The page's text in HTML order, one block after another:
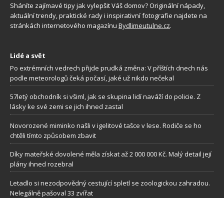
Sháníte zajímavé tipy jak vylepšit Váš domov? Originální nápady,
aktuální trendy, praktické rady i inspirativní fotografie najdete na
stránkách internetového magazínu Bydlimeutulne.cz.
Lidé a svět
Po extrémních vedrech přijde prudká změna: V příštích dnech nás
podle meteorologů čeká počasí, jaké už nikdo nečekal
57letý obchodník si všiml, jak se skupina lidí naváží do policie. Z
lásky ke své zemi se jich ihned zastal
Novorozené miminko našli v igelitové tašce v lese. Rodiče se ho
chtěli tímto způsobem zbavit
Díky mateřské dovolené měla získat až 2 000 000 Kč. Malý detail její
plány ihned rozebral
Letadlo si nezodpovědný cestující spletl se zoologickou zahradou.
Nelegálně pašoval 33 zvířat